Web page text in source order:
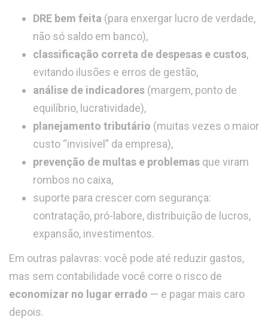
DRE bem feita (para enxergar lucro de verdade,
não só saldo em banco),
classificação correta de despesas e custos,
evitando ilusões e erros de gestão,
análise de indicadores (margem, ponto de
equilíbrio, lucratividade),
planejamento tributário (muitas vezes o maior
custo “invisível” da empresa),
prevenção de multas e problemas que viram
rombos no caixa,
suporte para crescer com segurança:
contratação, pró-labore, distribuição de lucros,
expansão, investimentos.
Em outras palavras: você pode até reduzir gastos,
mas sem contabilidade você corre o risco de
economizar no lugar errado — e pagar mais caro
depois.